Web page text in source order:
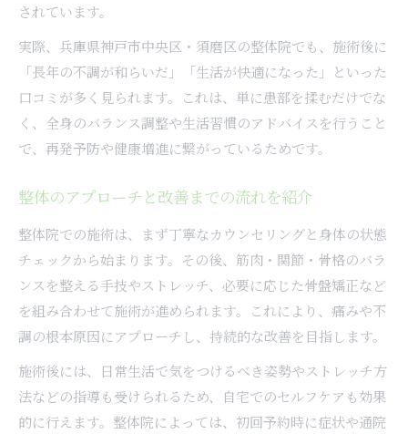
されています。
実際、兵庫県神戸市中央区・須磨区の整体院でも、施術後に
「長年の不調が和らいだ」「生活が快適になった」といった
口コミが多く見られます。これは、単に患部を揉むだけでな
く、全身のバランス調整や生活習慣のアドバイスを行うこと
で、再発予防や健康増進に繋がっているためです。
整体のアプローチと改善までの流れを紹介
整体院での施術は、まず丁寧なカウンセリングと身体の状態
チェックから始まります。その後、筋肉・関節・骨格のバラ
ンスを整える手技やストレッチ、必要に応じた骨盤矯正など
を組み合わせて施術が進められます。これにより、痛みや不
調の根本原因にアプローチし、持続的な改善を目指します。
施術後には、日常生活で気をつけるべき姿勢やストレッチ方
法などの指導も受けられるため、自宅でのセルフケアも効果
的に行えます。整体院によっては、初回予約時に症状や通院